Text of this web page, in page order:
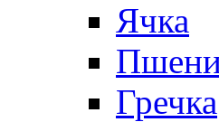
Ячка
Гречка